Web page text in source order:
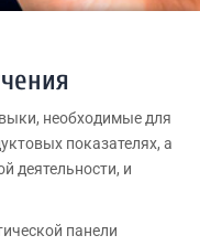
необходимые для
показателях, а
деятельности, и
панели